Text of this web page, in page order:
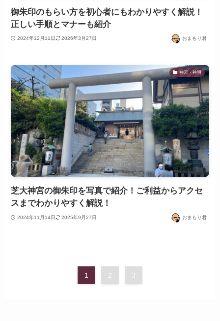
御朱印のもらい方を初心者にもわかりやすく解説！
正しい手順とマナーも紹介
2024年12月11日 2026年3月27日 おまもり君
神宮・神明
芝大神宮の御朱印を写真で紹介！ご利益からアクセ
スまでわかりやすく解説！
2024年11月14日 2025年9月27日 おまもり君
1 2 3